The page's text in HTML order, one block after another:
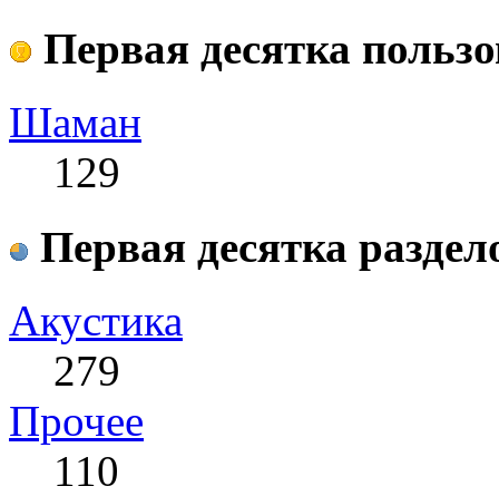
Первая десятка
Шаман
129
Первая десятка
Акустика
279
Прочее
110